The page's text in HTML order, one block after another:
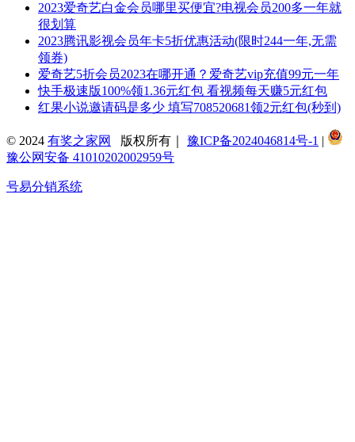
2023爱奇艺白金会员哪里买便宜?电视会员200多一年就
很划算
2023腾讯影视会员年卡5折优惠活动(限时244一年,无需
领券)
爱奇艺5折会员2023在哪开通？爱奇艺vip充值99元一年
快手极速版100%领1.36元红包 看视频每天赚5元红包
红果小说邀请码是多少 填写708520681领2元红包(秒到)
© 2024 有奖之家网 版权所有｜ 豫ICP备2024046814号-1 |
豫公网安备 41010202002959号
号易分销系统